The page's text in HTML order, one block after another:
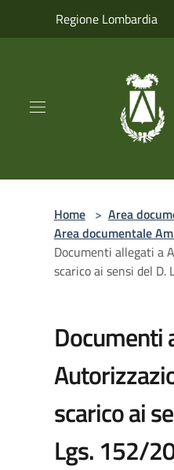
Regione Lombardia
Home > Area
Area documentale
Documenti allegati a
scarico ai sensi del D.
Documenti
scarico ai
Lgs. 152/